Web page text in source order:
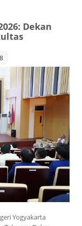
Dekan
Yogyakarta